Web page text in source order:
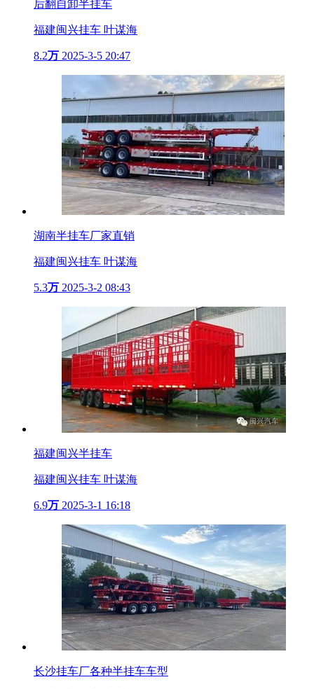
后翻自卸半挂车
福建闽兴挂车 叶谋海
8.2万 2025-3-5 20:47
湖南半挂车厂家直销
福建闽兴挂车 叶谋海
5.3万 2025-3-2 08:43
福建闽兴半挂车
福建闽兴挂车 叶谋海
6.9万 2025-3-1 16:18
长沙挂车厂各种半挂车车型